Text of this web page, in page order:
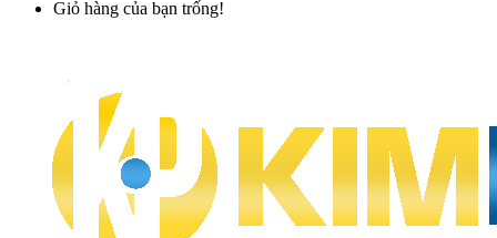
Giỏ hàng của bạn trống!